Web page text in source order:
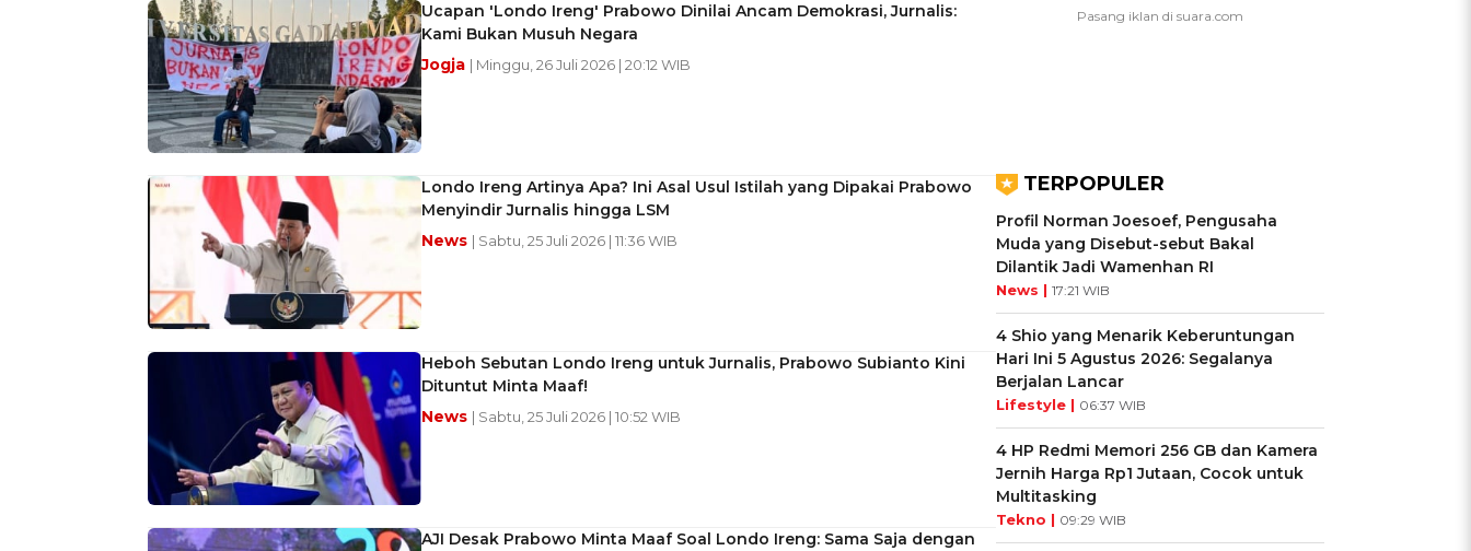
Ucapan 'Londo Ireng' Prabowo Dinilai Ancam Demokrasi, Jurnalis:
Kami Bukan Musuh Negara
Jogja | Minggu, 26 Juli 2026 | 20:12 WIB
Londo Ireng Artinya Apa? Ini Asal Usul Istilah yang Dipakai Prabowo
Menyindir Jurnalis hingga LSM
News | Sabtu, 25 Juli 2026 | 11:36 WIB
Heboh Sebutan Londo Ireng untuk Jurnalis, Prabowo Subianto Kini
Dituntut Minta Maaf!
News | Sabtu, 25 Juli 2026 | 10:52 WIB
AJI Desak Prabowo Minta Maaf Soal Londo Ireng: Sama Saja dengan
TERPOPULER
Profil Norman Joesoef, Pengusaha
Muda yang Disebut-sebut Bakal
Dilantik Jadi Wamenhan RI
News | 17:21 WIB
4 Shio yang Menarik Keberuntungan
Hari Ini 5 Agustus 2026: Segalanya
Berjalan Lancar
Lifestyle | 06:37 WIB
4 HP Redmi Memori 256 GB dan Kamera
Jernih Harga Rp1 Jutaan, Cocok untuk
Multitasking
Tekno | 09:29 WIB